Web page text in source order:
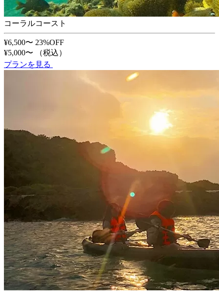
コーラルコースト
¥6,500〜 23%OFF
¥5,000〜
（税込）
プランを見る